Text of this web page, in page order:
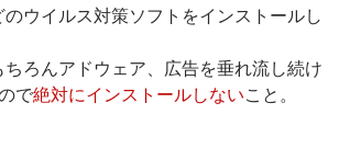
のウイルス対策ソフトをインストールし
ちろんアドウェア、広告を垂れ流し続け
で絶対にインストールしないこと。